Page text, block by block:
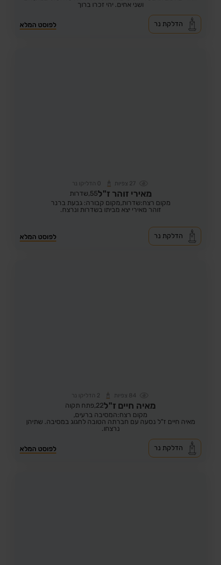
ושני אחים. יהי זכרו ברוך
לפוסט המלא הדלקת נר
27 צפיות 0 הדליקו נר
מאירי זוהר ז"ל55, שדרות
מקום רצח:שדרות,מקום קבורה: גבעת ברנר
זוהר מאירי יצא מביתו בשדרות ונרצח.
לפוסט המלא הדלקת נר
84 צפיות 2 הדליקו נר
מאיה חיים ז"ל22, פתח תקוה
מקום רצח:המסיבה ברעים,
מאיה חיים ז"ל נסעה עם חברתה הטובה לחגוג במסיבה. שתיהן
נרצחו.
לפוסט המלא הדלקת נר